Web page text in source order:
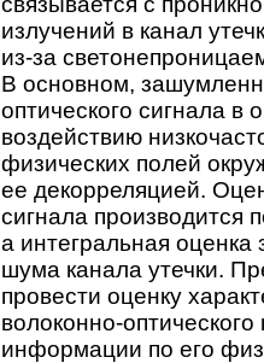
излучений в канал
из-за
В основном,
оптического сигнала в
воздействию
физических полей
ее декорреляцией.
сигнала производится
а интегральная
шума канала утечки.
провести оценку
волоконно-­
информации по его